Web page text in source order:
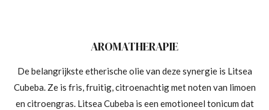
AROMATHERAPIE
De belangrijkste etherische olie van deze synergie is Litsea
Cubeba. Ze is fris, fruitig, citroenachtig met noten van limoen
en citroengras. Litsea Cubeba is een emotioneel tonicum dat